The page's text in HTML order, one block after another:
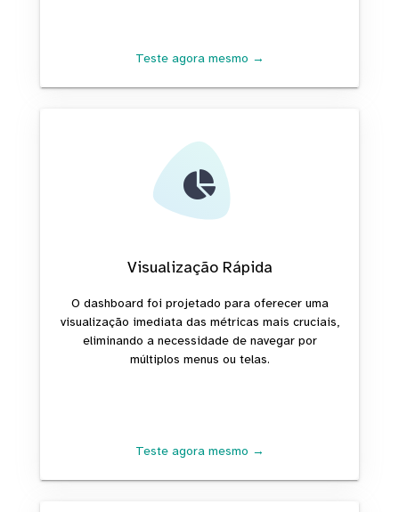
Teste agora mesmo →
Visualização Rápida
O dashboard foi projetado para oferecer uma
visualização imediata das métricas mais cruciais,
eliminando a necessidade de navegar por
múltiplos menus ou telas.
Teste agora mesmo →